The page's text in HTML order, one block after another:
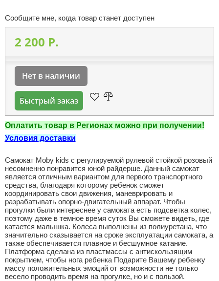
Сообщите мне, когда товар станет доступен
2 200 P.
Нет в наличии
Быстрый заказ
Оплатить товар в Регионах можно при получении!
Условия доставки
Самокат Moby kids с регулируемой рулевой стойкой розовый
несомненно понравится юной райдерше. Данный самокат
является отличным вариантом для первого транспортного
средства, благодаря которому ребенок сможет
координировать свои движения, маневрировать и
разрабатывать опорно-двигательный аппарат. Чтобы
прогулки были интереснее у самоката есть подсветка колес,
поэтому даже в темное время суток Вы сможете видеть, где
катается малышка. Колеса выполнены из полиуретана, что
значительно сказывается на сроке эксплуатации самоката, а
также обеспечивается плавное и бесшумное катание.
Платформа сделана из пластмассы с антискользящим
покрытием, чтобы нога ребенка Подарите Вашему ребенку
массу положительных эмоций от возможности не только
весело проводить время на прогулке, но и с пользой.